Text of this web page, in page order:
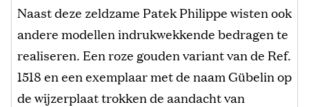
Naast deze zeldzame Patek Philippe wisten ook
andere modellen indrukwekkende bedragen te
realiseren. Een roze gouden variant van de Ref.
1518 en een exemplaar met de naam Gübelin op
de wijzerplaat trokken de aandacht van